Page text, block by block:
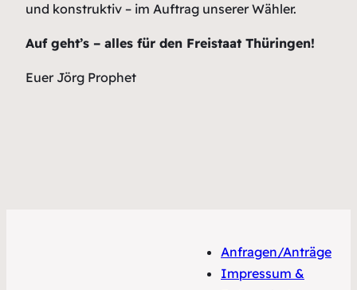
und konstruktiv – im Auftrag unserer Wähler.
Auf geht’s – alles für den Freistaat Thüringen!
Euer Jörg Prophet
Anfragen/Anträge
Impressum &